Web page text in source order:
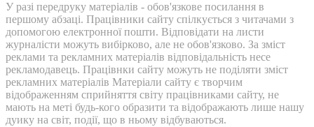
У разі передруку матеріалів - обов'язкове посилання в
першому абзаці. Працівники сайту спілкується з читачами з
допомогою електронної пошти. Відповідати на листи
журналісти можуть вибірково, але не обов'язково. За зміст
реклами та рекламних матеріалів відповідальність несе
рекламодавець. Працівнки сайту можуть не поділяти зміст
рекламних матеріалів Матеріали сайту є творчим
відображенням сприйняття світу працівниками сайту, не
мають на меті будь-кого образити та відображають лише нашу
дуику на світ, події, що в ньому відбуваються.